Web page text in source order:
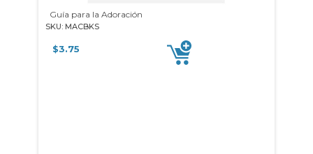
Guía para la Adoración
SKU: MACBKS
$3.75